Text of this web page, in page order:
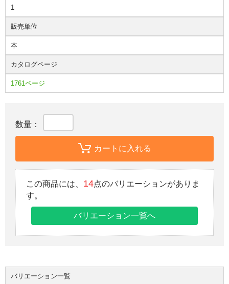
1
販売単位
本
カタログページ
1761ページ
数量：
カートに入れる
この商品には、 14点のバリエーションがありま
す。
バリエーション一覧へ
バリエーション一覧